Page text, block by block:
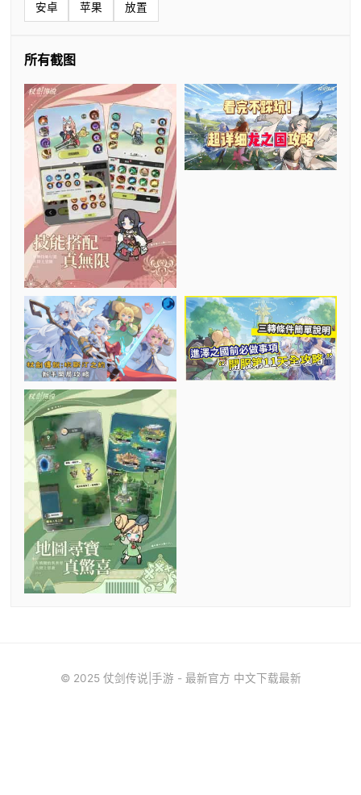
安卓 苹果 放置
所有截图
© 2025 仗剑传说|手游 - 最新官方 中文下载最新